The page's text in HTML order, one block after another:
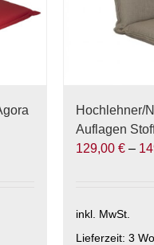
Hochlehner/
Auflagen
129,00 € –
inkl. MwSt.
Lieferzeit: 3